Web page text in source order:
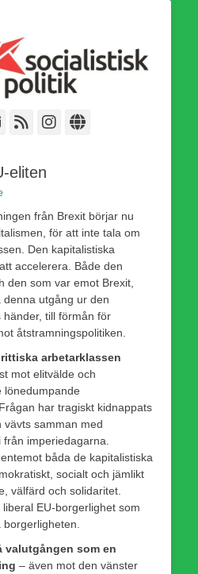
Fjärde Internationalen och en viktig
för en socialistisk framtid!
E-
Webbflöde
Instagram
Webbplats
eliten
från Brexit börjar nu
för att inte tala om
Den kapitalistiska
accelerera. Både den
den som var emot Brexit,
utgång ur den
händer, till förmån för
åtstramningspolitiken.
arbetarklassen
mot elitvälde och
lönedumpande
har tragiskt kidnappats
samman med
imperiedagarna.
båda de kapitalistiska
socialt och jämlikt
välfärd och solidaritet.
EU-borgerlighet som
valutgången som en
– även mot den vänster